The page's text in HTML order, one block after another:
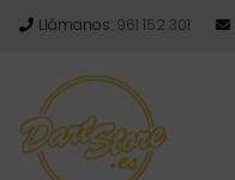
Llámanos: 961 152 301